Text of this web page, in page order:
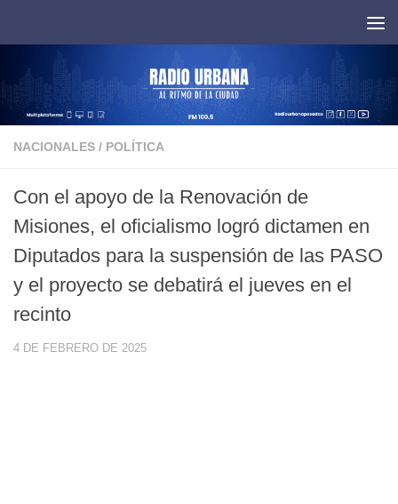
NACIONALES / POLÍTICA
Con el apoyo de la Renovación de
Misiones, el oficialismo logró dictamen en
Diputados para la suspensión de las PASO
y el proyecto se debatirá el jueves en el
recinto
4 DE FEBRERO DE 2025